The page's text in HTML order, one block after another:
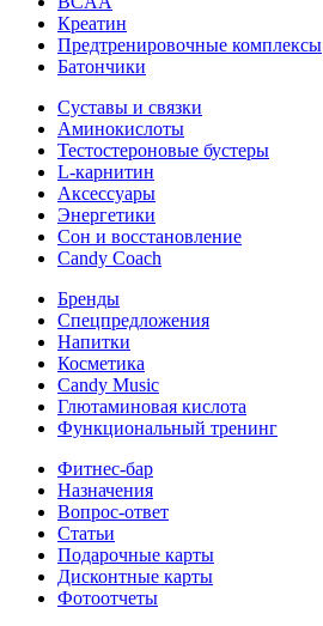
Креатин
Предтренировочные комплексы
Батончики
Суставы и связки
Аминокислоты
Тестостероновые бустеры
L-карнитин
Аксессуары
Энергетики
Сон и восстановление
Candy Coach
Бренды
Спецпредложения
Напитки
Косметика
Candy Music
Глютаминовая кислота
Функциональный тренинг
Фитнес-бар
Назначения
Вопрос-ответ
Статьи
Подарочные карты
Дисконтные карты
Фотоотчеты